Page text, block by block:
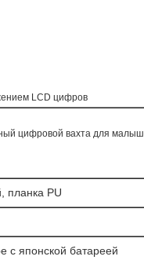
LCD цифров
цифровой вахта для
планка PU
с японской батареей